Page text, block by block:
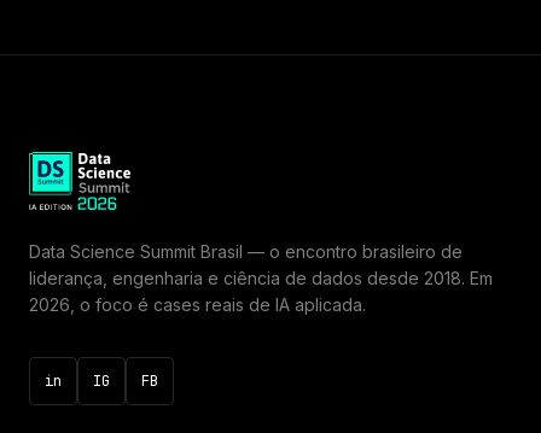
Data Science Summit Brasil — o encontro brasileiro de
liderança, engenharia e ciência de dados desde 2018. Em
2026, o foco é cases reais de IA aplicada.
in IG FB